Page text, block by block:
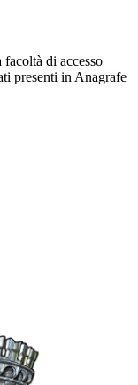
di accesso
presenti in Anagrafe